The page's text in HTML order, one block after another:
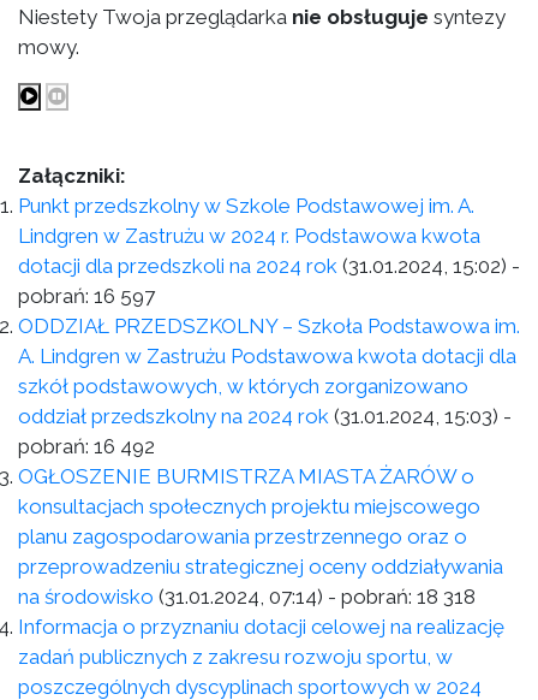
Niestety Twoja przeglądarka nie obsługuje syntezy
mowy.
Załączniki:
Punkt przedszkolny w Szkole Podstawowej im. A.
Lindgren w Zastrużu w 2024 r. Podstawowa kwota
dotacji dla przedszkoli na 2024 rok (31.01.2024, 15:02) -
pobrań: 16 597
ODDZIAŁ PRZEDSZKOLNY – Szkoła Podstawowa im.
A. Lindgren w Zastrużu Podstawowa kwota dotacji dla
szkół podstawowych, w których zorganizowano
oddział przedszkolny na 2024 rok (31.01.2024, 15:03) -
pobrań: 16 492
OGŁOSZENIE BURMISTRZA MIASTA ŻARÓW o
konsultacjach społecznych projektu miejscowego
planu zagospodarowania przestrzennego oraz o
przeprowadzeniu strategicznej oceny oddziaływania
na środowisko (31.01.2024, 07:14) - pobrań: 18 318
Informacja o przyznaniu dotacji celowej na realizację
zadań publicznych z zakresu rozwoju sportu, w
poszczególnych dyscyplinach sportowych w 2024